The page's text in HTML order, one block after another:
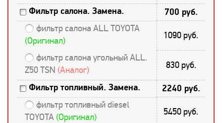
Фильтр салона. Замена. 700 руб.
фильтр салона ALL TOYOTA
(Оригинал)
1090 руб.
фильтр салона угольный ALL.
Z50 TSN (Аналог) 830 руб.
Фильтр топливный. Замена. 2240 руб.
фильтр топливный diesel
TOYOTA (Оригинал) 5450 руб.